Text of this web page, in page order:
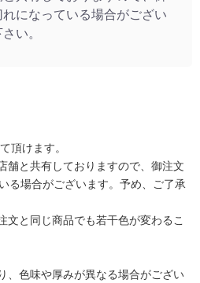
になっている場合がござい
い。
頂けます。
と共有しておりますので、御注文
る場合がございます。予め、ご了承
と同じ商品でも若干色が変わるこ
、色味や厚みが異なる場合がござい